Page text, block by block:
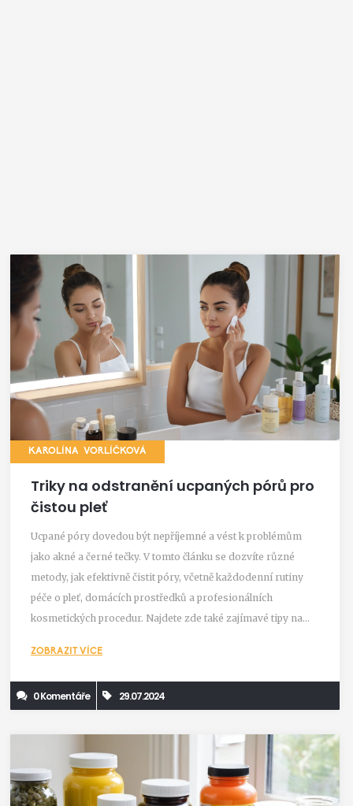
KAROLÍNA VORLÍČKOVÁ
Triky na odstranění ucpaných pórů pro
čistou pleť
Ucpané póry dovedou být nepříjemné a vést k problémům
jako akné a černé tečky. V tomto článku se dozvíte různé
metody, jak efektivně čistit póry, včetně každodenní rutiny
péče o pleť, domácích prostředků a profesionálních
kosmetických procedur. Najdete zde také zajímavé tipy na
ZOBRAZIT VÍCE
0 Komentáře 29.07.2024